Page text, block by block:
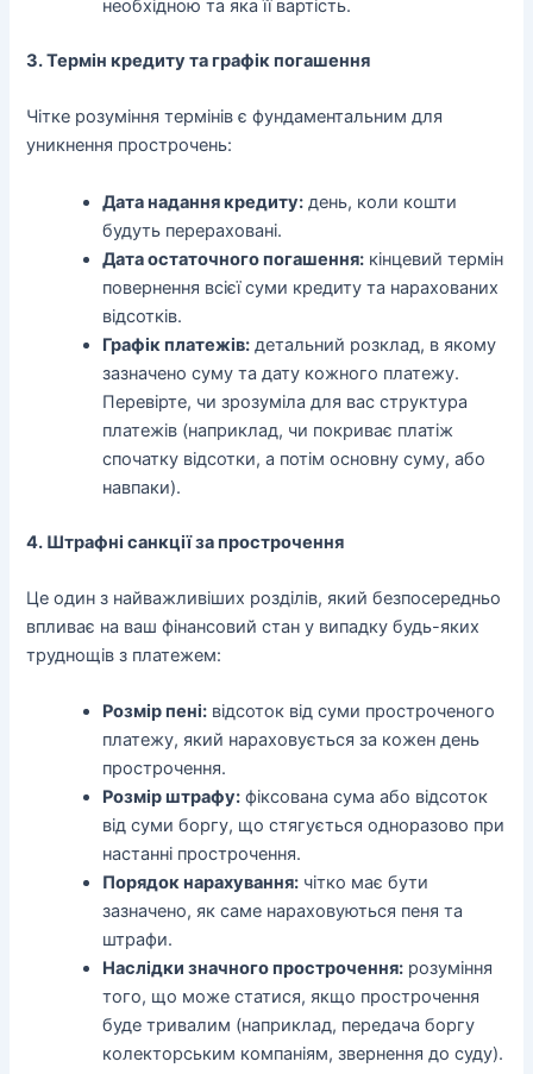
необхідною та яка її вартість.
3. Термін кредиту та графік погашення
Чітке розуміння термінів є фундаментальним для
уникнення прострочень:
Дата надання кредиту: день, коли кошти
будуть перераховані.
Дата остаточного погашення: кінцевий термін
повернення всієї суми кредиту та нарахованих
відсотків.
Графік платежів: детальний розклад, в якому
зазначено суму та дату кожного платежу.
Перевірте, чи зрозуміла для вас структура
платежів (наприклад, чи покриває платіж
спочатку відсотки, а потім основну суму, або
навпаки).
4. Штрафні санкції за прострочення
Це один з найважливіших розділів, який безпосередньо
впливає на ваш фінансовий стан у випадку будь-яких
труднощів з платежем:
Розмір пені: відсоток від суми простроченого
платежу, який нараховується за кожен день
прострочення.
Розмір штрафу: фіксована сума або відсоток
від суми боргу, що стягується одноразово при
настанні прострочення.
Порядок нарахування: чітко має бути
зазначено, як саме нараховуються пеня та
штрафи.
Наслідки значного прострочення: розуміння
того, що може статися, якщо прострочення
буде тривалим (наприклад, передача боргу
колекторським компаніям, звернення до суду).